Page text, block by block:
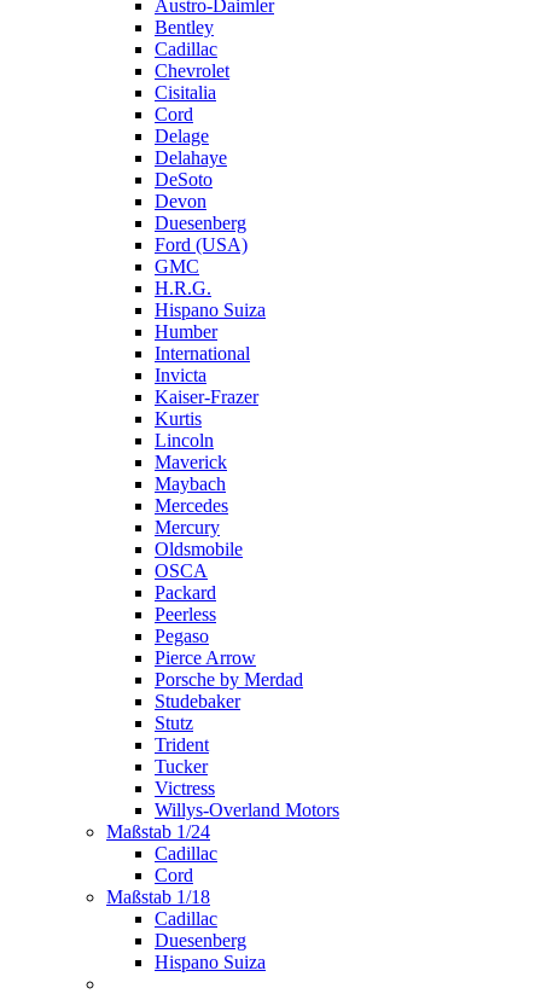
Austro-Daimler
Bentley
Cadillac
Chevrolet
Cisitalia
Cord
Delage
Delahaye
DeSoto
Devon
Duesenberg
Ford (USA)
GMC
H.R.G.
Hispano Suiza
Humber
International
Invicta
Kaiser-Frazer
Kurtis
Lincoln
Maverick
Maybach
Mercedes
Mercury
Oldsmobile
OSCA
Packard
Peerless
Pegaso
Pierce Arrow
Porsche by Merdad
Studebaker
Stutz
Trident
Tucker
Victress
Willys-Overland Motors
Maßstab 1/24
Cadillac
Cord
Maßstab 1/18
Cadillac
Duesenberg
Hispano Suiza